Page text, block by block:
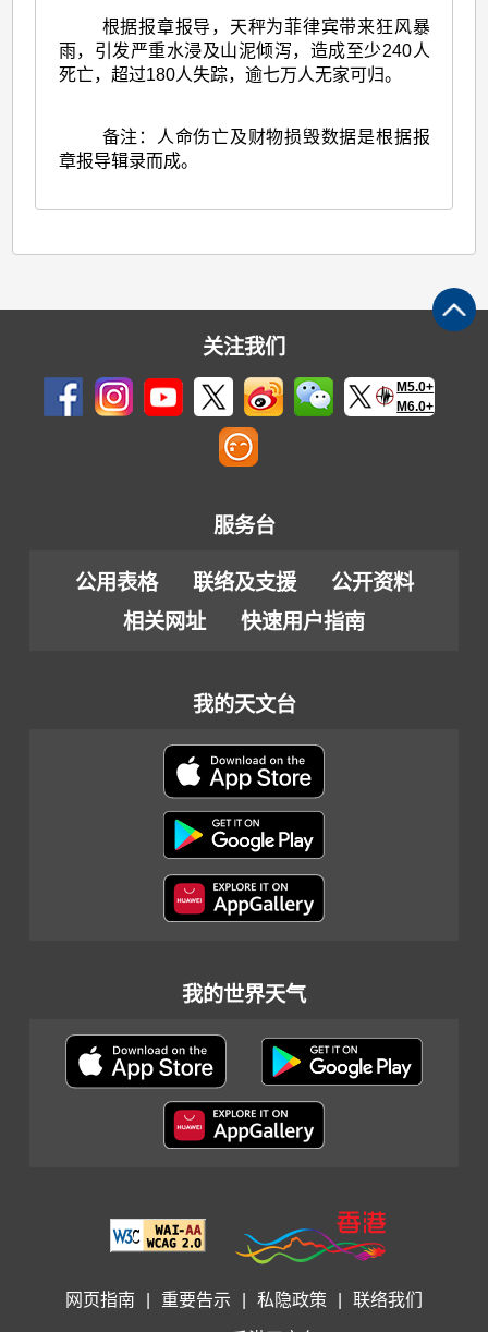
根据报章报导，天秤为菲律宾带来狂风暴
雨，引发严重水浸及山泥倾泻，造成至少240人
死亡，超过180人失踪，逾七万人无家可归。
备注：人命伤亡及财物损毁数据是根据报
章报导辑录而成。
关注我们
M5.0+
M6.0+
服务台
公用表格 联络及支援
公开资料
相关网址
快速用户指南
我的天文台
我的世界天气
网页指南 重要告示 私隐政策 联络我们